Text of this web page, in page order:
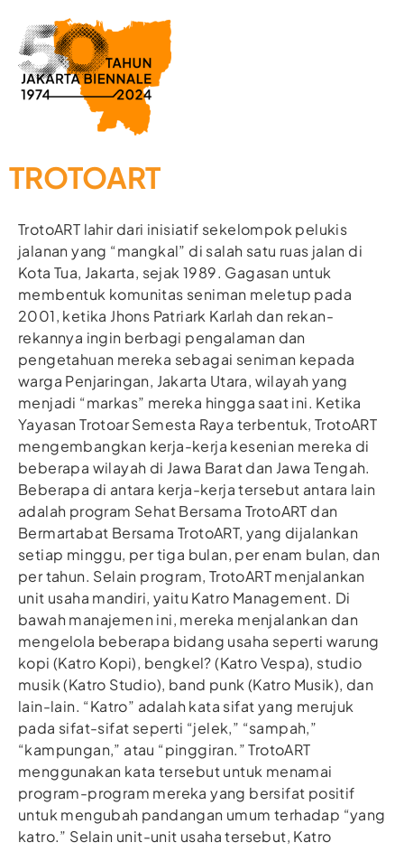
TROTOART
TrotoART lahir dari inisiatif sekelompok pelukis
jalanan yang “mangkal” di salah satu ruas jalan di
Kota Tua, Jakarta, sejak 1989. Gagasan untuk
membentuk komunitas seniman meletup pada
2001, ketika Jhons Patriark Karlah dan rekan-
rekannya ingin berbagi pengalaman dan
pengetahuan mereka sebagai seniman kepada
warga Penjaringan, Jakarta Utara, wilayah yang
menjadi “markas” mereka hingga saat ini. Ketika
Yayasan Trotoar Semesta Raya terbentuk, TrotoART
mengembangkan kerja-kerja kesenian mereka di
beberapa wilayah di Jawa Barat dan Jawa Tengah.
Beberapa di antara kerja-kerja tersebut antara lain
adalah program Sehat Bersama TrotoART dan
Bermartabat Bersama TrotoART, yang dijalankan
setiap minggu, per tiga bulan, per enam bulan, dan
per tahun. Selain program, TrotoART menjalankan
unit usaha mandiri, yaitu Katro Management. Di
bawah manajemen ini, mereka menjalankan dan
mengelola beberapa bidang usaha seperti warung
kopi (Katro Kopi), bengkel?(Katro Vespa), studio
musik (Katro Studio), band punk (Katro Musik), dan
lain-lain. “Katro” adalah kata sifat yang merujuk
pada sifat-sifat seperti “jelek,” “sampah,”
“kampungan,” atau “pinggiran.” TrotoART
menggunakan kata tersebut untuk menamai
program-program mereka yang bersifat positif
untuk mengubah pandangan umum terhadap “yang
katro.” Selain unit-unit usaha tersebut, Katro